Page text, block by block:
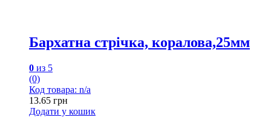
Бархатна стрічка, коралова,25мм
0 из 5
(0)
Код товара: n/a
13.65 грн
Додати у кошик